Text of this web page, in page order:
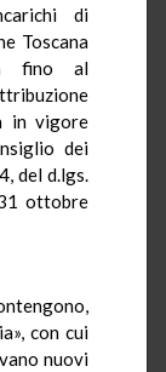
di
Toscana
fino al
in vigore
dei
del d.lgs.
ottobre
con cui
nuovi